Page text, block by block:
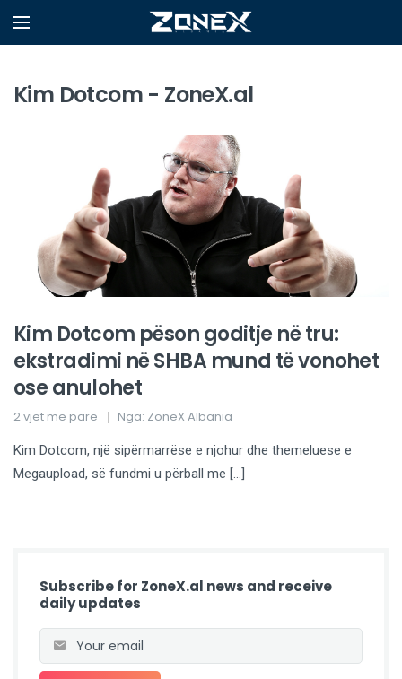
Kim Dotcom - ZoneX.al
Kim Dotcom pëson goditje në tru:
ekstradimi në SHBA mund të vonohet
ose anulohet
2 vjet më parë Nga: ZoneX Albania
Kim Dotcom, një sipërmarrëse e njohur dhe themeluese e
Megaupload, së fundmi u përball me […]
Subscribe for ZoneX.al news and receive
daily updates